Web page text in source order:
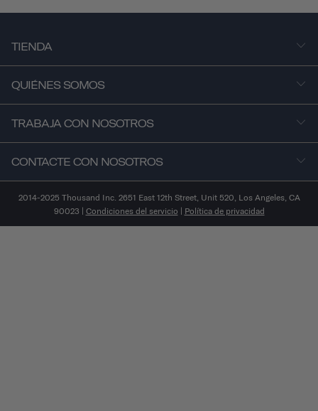
TIENDA
QUIÉNES SOMOS
TRABAJA CON NOSOTROS
CONTACTE CON NOSOTROS
2014-2025 Thousand Inc. 2651 East 12th Street, Unit 520, Los Angeles, CA
90023 | Condiciones del servicio | Política de privacidad